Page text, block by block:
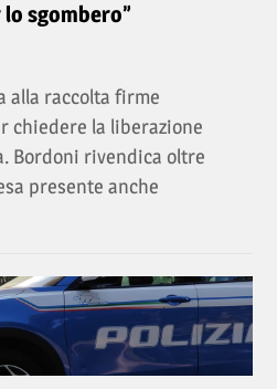
sgombero”
alla raccolta firme
chiedere la liberazione
Bordoni rivendica oltre
presente anche